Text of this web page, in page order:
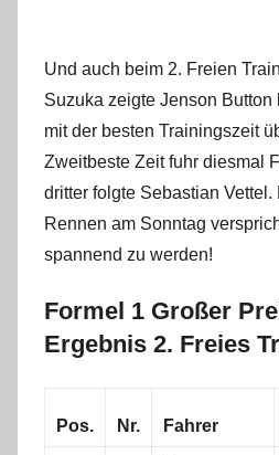
Und auch beim 2. Freien
Suzuka zeigte Jenson
mit der besten Trainingszeit
Zweitbeste Zeit fuhr diesmal
dritter folgte Sebastian Vettel.
Rennen am Sonntag
spannend zu werden!
Formel 1 Großer
Ergebnis 2. Freies
Pos. Nr. Fahrer